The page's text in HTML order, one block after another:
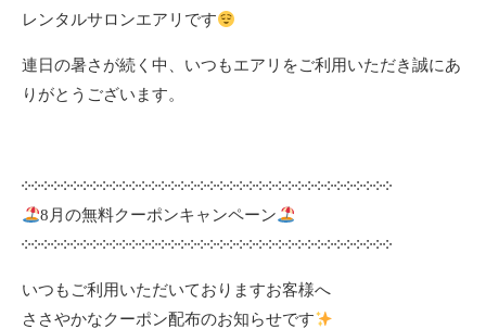
レンタルサロンエアリです
連日の暑さが続く中、いつもエアリをご利用いただき誠にあ
りがとうございます。
༶༶༶༶༶༶༶༶༶༶༶༶༶༶༶༶༶༶༶༶༶༶༶༶༶༶༶༶༶༶༶༶༶༶༶༶༶༶
8月の無料クーポンキャンペーン
༶༶༶༶༶༶༶༶༶༶༶༶༶༶༶༶༶༶༶༶༶༶༶༶༶༶༶༶༶༶༶༶༶༶༶༶༶༶
いつもご利用いただいておりますお客様へ
ささやかなクーポン配布のお知らせです